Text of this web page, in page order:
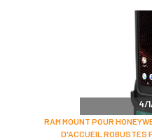
4/
RAM MOUNT POUR
D'ACCUEIL ROBUSTES